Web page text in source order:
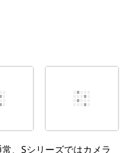
、Sシリーズではカメラ